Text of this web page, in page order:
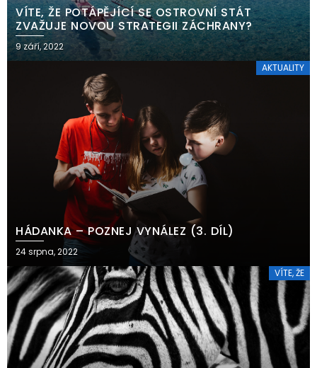
VÍTE, ŽE POTÁPĚJÍCÍ SE OSTROVNÍ STÁT
ZVAŽUJE NOVOU STRATEGII ZÁCHRANY?
9 září, 2022
AKTUALITY
HÁDANKA – POZNEJ VYNÁLEZ (3. DÍL)
24 srpna, 2022
VÍTE, ŽE